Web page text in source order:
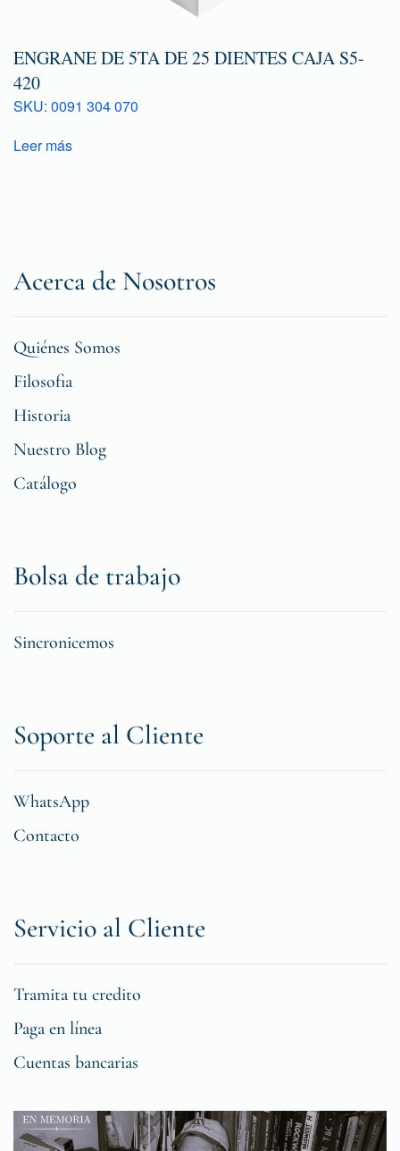
ENGRANE DE 5TA DE 25 DIENTES CAJA S5-
420
SKU: 0091 304 070
Leer más
Acerca de Nosotros
Quiénes Somos
Filosofia
Historia
Nuestro Blog
Catálogo
Bolsa de trabajo
Sincronicemos
Soporte al Cliente
WhatsApp
Contacto
Servicio al Cliente
Tramita tu credito
Paga en línea
Cuentas bancarias